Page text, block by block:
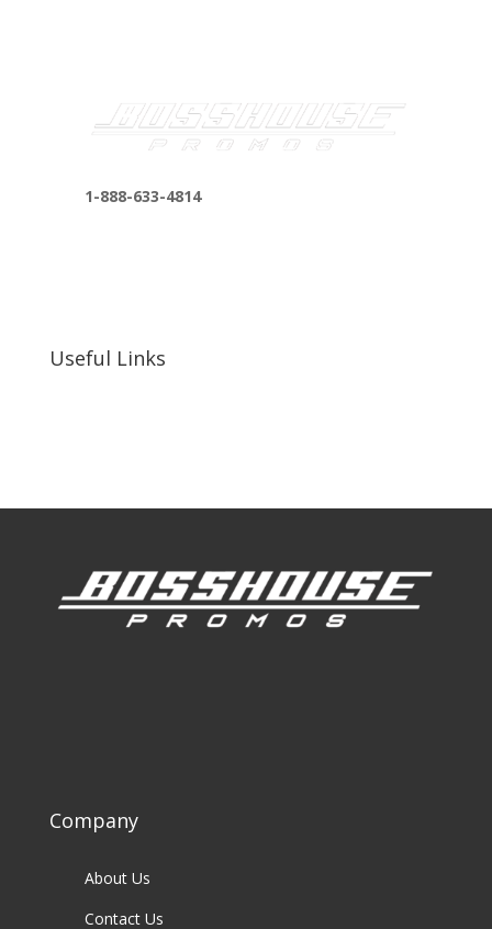
1-888-633-4814
Useful Links
Company
About Us
Contact Us